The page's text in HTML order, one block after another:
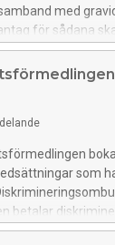
med
för sådana
DO, menar att
att
som
betalar